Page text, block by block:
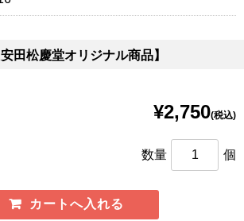
田松慶堂オリジナル商品】
¥2,750(税込)
数量 個